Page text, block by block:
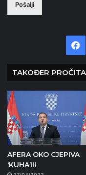
Pošalji
TAKOĐER
AFERA OKO CJEPIVA
‘KUHA’!!!